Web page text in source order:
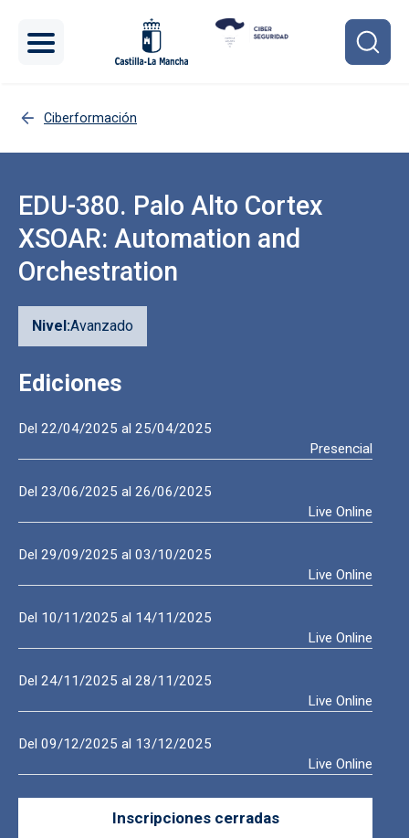
Ciberformación
EDU-380. Palo Alto Cortex
XSOAR: Automation and
Orchestration
Nivel Avanzado
Ediciones
Del 22/04/2025 al 25/04/2025
Presencial
Del 23/06/2025 al 26/06/2025
Live Online
Del 29/09/2025 al 03/10/2025
Live Online
Del 10/11/2025 al 14/11/2025
Live Online
Del 24/11/2025 al 28/11/2025
Live Online
Del 09/12/2025 al 13/12/2025
Live Online
Inscripciones cerradas